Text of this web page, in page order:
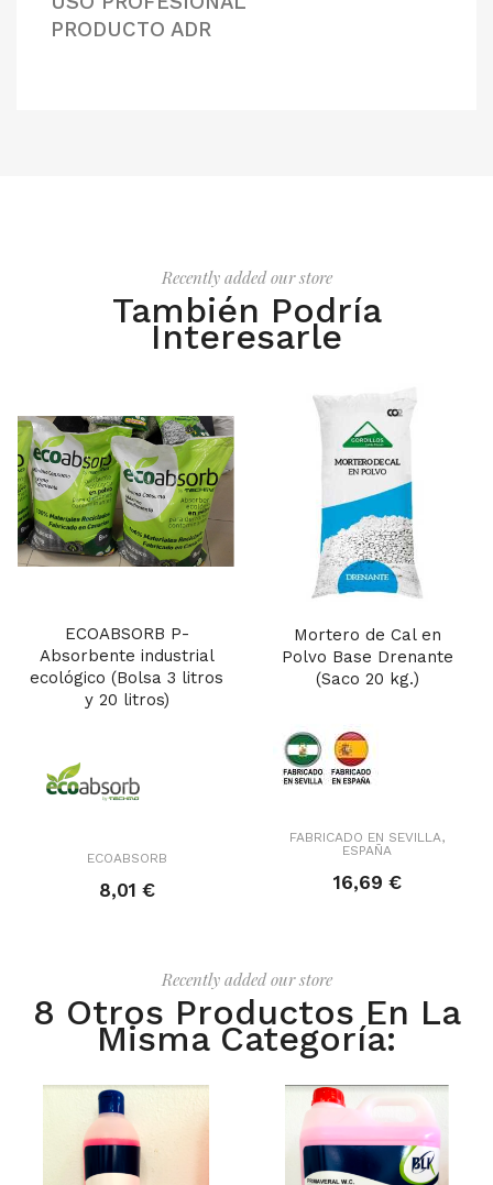
PRODUCTO ADR
Recently added our store
También Podría
Interesarle
ECOABSORB P-
Absorbente industrial
ecológico (Bolsa 3 litros
y 20 litros)
ECOABSORB
8,01 €
Mortero de Cal en
Polvo Base Drenante
(Saco 20 kg.)
FABRICADO EN SEVILLA,
ESPAÑA
16,69 €
Recently added our store
8 Otros Productos En La
Misma Categoría: